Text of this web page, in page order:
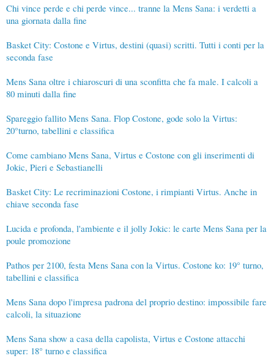
Chi vince perde e chi perde vince... tranne la Mens Sana: i verdetti a
una giornata dalla fine
Basket City: Costone e Virtus, destini (quasi) scritti. Tutti i conti per la
seconda fase
Mens Sana oltre i chiaroscuri di una sconfitta che fa male. I calcoli a
80 minuti dalla fine
Spareggio fallito Mens Sana. Flop Costone, gode solo la Virtus:
20°turno, tabellini e classifica
Come cambiano Mens Sana, Virtus e Costone con gli inserimenti di
Jokic, Pieri e Sebastianelli
Basket City: Le recriminazioni Costone, i rimpianti Virtus. Anche in
chiave seconda fase
Lucida e profonda, l'ambiente e il jolly Jokic: le carte Mens Sana per la
poule promozione
Pathos per 2100, festa Mens Sana con la Virtus. Costone ko: 19° turno,
tabellini e classifica
Mens Sana dopo l'impresa padrona del proprio destino: impossibile fare
calcoli, la situazione
Mens Sana show a casa della capolista, Virtus e Costone attacchi
super: 18° turno e classifica